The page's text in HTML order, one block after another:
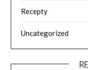
Recepty
Uncategorized